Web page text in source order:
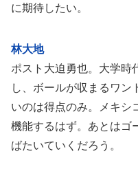
に期待したい。
林大地
ポスト大迫勇也。大学時
し、ボールが収まるワン
いのは得点のみ。メキシ
機能するはず。あとはゴ
ばたいていくだろう。